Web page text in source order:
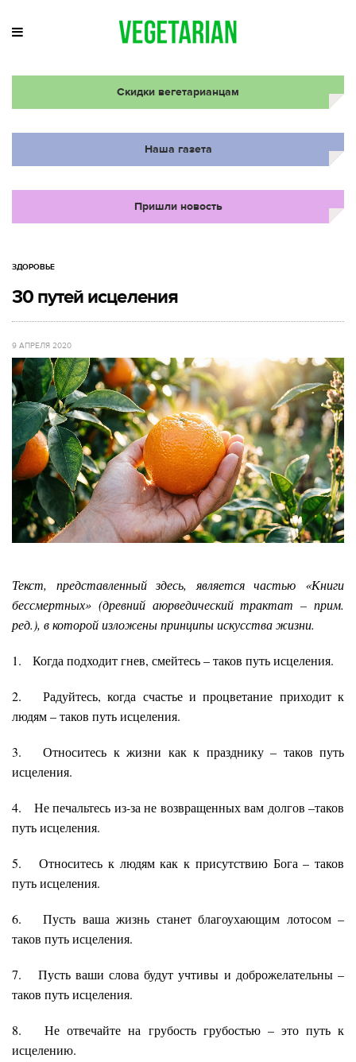
Скидки вегетарианцам
Наша газета
Пришли новость
ЗДОРОВЬЕ
30 путей исцеления
9 АПРЕЛЯ 2020
Текст, представленный здесь, является частью «Книги
бессмертных» (древний аюрведический трактат – прим.
ред.), в которой изложены принципы искусства жизни.
1. Когда подходит гнев, смейтесь – таков путь исцеления.
2. Радуйтесь, когда счастье и процветание приходит к
людям – таков путь исцеления.
3. Относитесь к жизни как к празднику – таков путь
исцеления.
4. Не печальтесь из-за не возвращенных вам долгов –таков
путь исцеления.
5. Относитесь к людям как к присутствию Бога – таков
путь исцеления.
6. Пусть ваша жизнь станет благоухающим лотосом –
таков путь исцеления.
7. Пусть ваши слова будут учтивы и доброжелательны –
таков путь исцеления.
8. Не отвечайте на грубость грубостью – это путь к
исцелению.